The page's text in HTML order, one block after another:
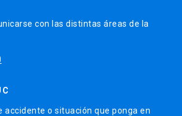
con las distintas áreas de la
accidente o situación que ponga en